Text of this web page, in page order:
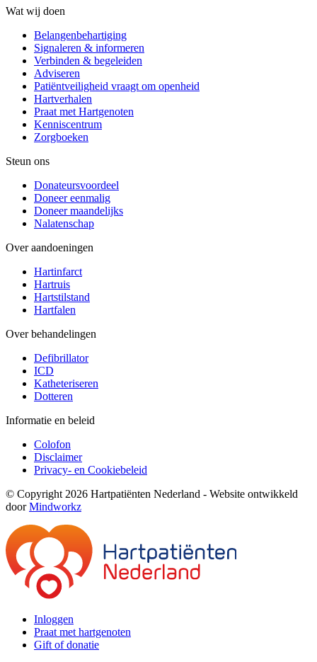
Wat wij doen
Belangenbehartiging
Signaleren & informeren
Verbinden & begeleiden
Adviseren
Patiëntveiligheid vraagt om openheid
Hartverhalen
Praat met Hartgenoten
Kenniscentrum
Zorgboeken
Steun ons
Donateursvoordeel
Doneer eenmalig
Doneer maandelijks
Nalatenschap
Over aandoeningen
Hartinfarct
Hartruis
Hartstilstand
Hartfalen
Over behandelingen
Defibrillator
ICD
Katheteriseren
Dotteren
Informatie en beleid
Colofon
Disclaimer
Privacy- en Cookiebeleid
© Copyright 2026 Hartpatiënten Nederland - Website ontwikkeld
doorMindworkz
Inloggen
Praat met hartgenoten
Gift of donatie